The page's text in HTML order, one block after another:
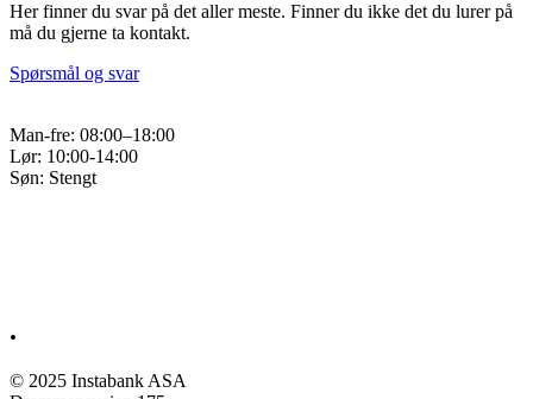
Her finner du svar på det aller meste. Finner du ikke det du lurer på
må du gjerne ta kontakt.
Spørsmål og svar
Man-fre: 08:00–18:00
Lør: 10:00-14:00
Søn: Stengt
.
© 2025 Instabank ASA